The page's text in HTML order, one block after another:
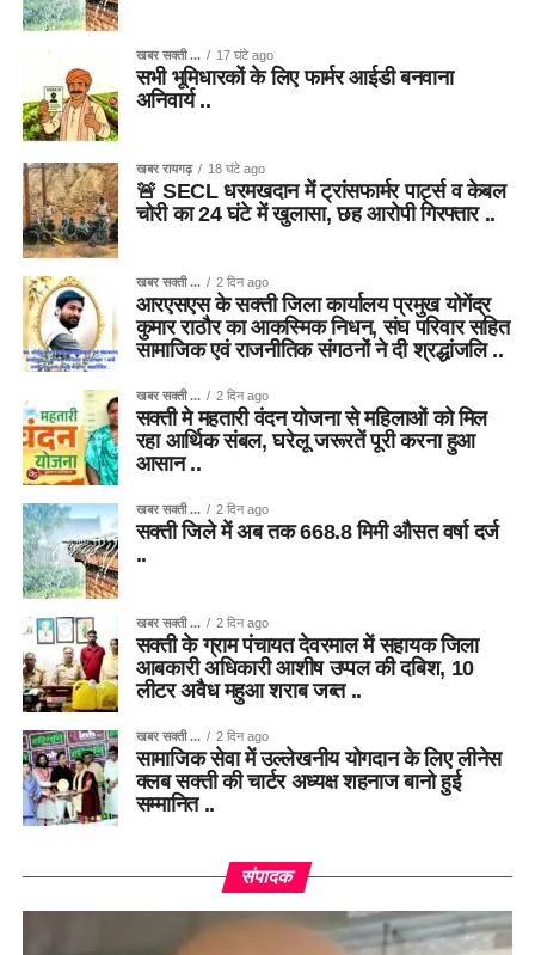
खबर सक्ती ... 17 घंटे ago
सभी भूमिधारकों के लिए फार्मर आईडी बनवाना
अनिवार्य ..
खबर रायगढ़ 18 घंटे ago
🚨 SECL धरमखदान में ट्रांसफार्मर पार्ट्स व केबल
चोरी का 24 घंटे में खुलासा, छह आरोपी गिरफ्तार ..
खबर सक्ती ... 2 दिन ago
आरएसएस के सक्ती जिला कार्यालय प्रमुख योगेंद्र
कुमार राठौर का आकस्मिक निधन, संघ परिवार सहित
सामाजिक एवं राजनीतिक संगठनों ने दी श्रद्धांजलि ..
खबर सक्ती ... 2 दिन ago
सक्ती मे महतारी वंदन योजना से महिलाओं को मिल
रहा आर्थिक संबल, घरेलू जरूरतें पूरी करना हुआ
आसान ..
खबर सक्ती ... 2 दिन ago
सक्ती जिले में अब तक 668.8 मिमी औसत वर्षा दर्ज
..
खबर सक्ती ... 2 दिन ago
सक्ती के ग्राम पंचायत देवरमाल में सहायक जिला
आबकारी अधिकारी आशीष उप्पल की दबिश, 10
लीटर अवैध महुआ शराब जब्त ..
खबर सक्ती ... 2 दिन ago
सामाजिक सेवा में उल्लेखनीय योगदान के लिए लीनेस
क्लब सक्ती की चार्टर अध्यक्ष शहनाज बानो हुई
सम्मानित ..
संपादक